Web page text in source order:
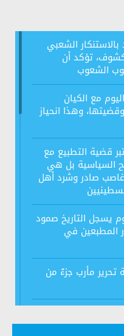
الشعبي
تؤكد أن
الشعوب
مع الكيان
وهذا انحياز
قضية التطبيع مع
السياسية بل هي
غاصب صادر وشرد أهل
يسجل التاريخ صمود
عار المطبعين في
تحرير مأرب جزءٌ من